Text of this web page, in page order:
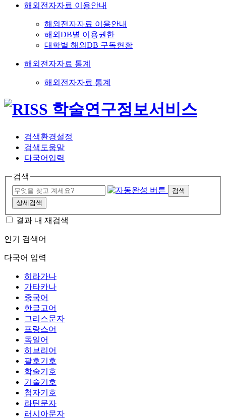
해외전자자료 이용안내
해외전자자료 이용안내
해외DB별 이용권한
대학별 해외DB 구독현황
해외전자자료 통계
해외전자자료 통계
검색환경설정
검색도움말
다국어입력
검색
검색
상세검색
결과 내 재검색
인기 검색어
다국어 입력
히라가나
가타카나
중국어
한글고어
그리스문자
프랑스어
독일어
히브리어
괄호기호
학술기호
기술기호
첨자기호
라틴문자
러시아문자